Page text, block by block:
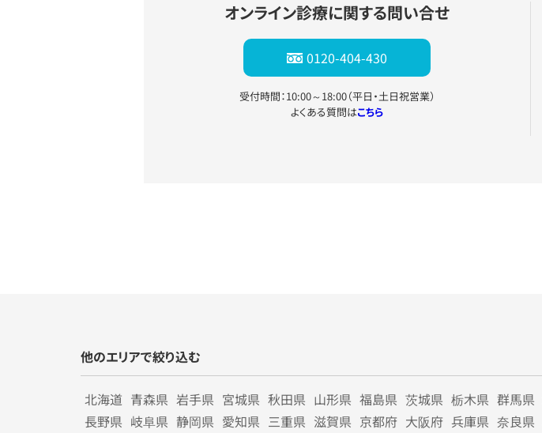
オンライン診療に関する問い合せ
0120-404-430
受付時間：10:00～18:00（平日・土日祝営業）
よくある質問はこちら
他のエリアで絞り込む
北海道 青森県 岩手県 宮城県 秋田県 山形県 福島県 茨城県 栃木県 群馬県
長野県 岐阜県 静岡県 愛知県 三重県 滋賀県 京都府 大阪府 兵庫県 奈良県